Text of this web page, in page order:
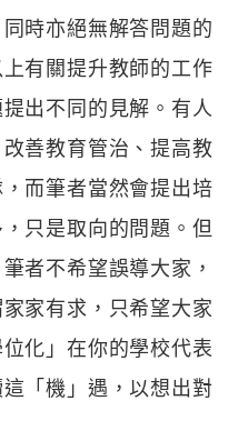
時亦絕無解答問題的
有關提升教師的工作
出不同的見解。有人
善教育管治、提高教
而筆者當然會提出培
只是取向的問題。但
者不希望誤導大家，
家有求，只希望大家
化」在你的學校代表
「機」遇，以想出對